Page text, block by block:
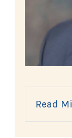
Read